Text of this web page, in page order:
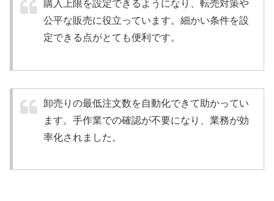
購入上限を設定できるようになり、転売対策や
公平な販売に役立っています。細かい条件を設
定できる点がとても便利です。
卸売りの最低注文数を自動化できて助かってい
ます。手作業での確認が不要になり、業務が効
率化されました。